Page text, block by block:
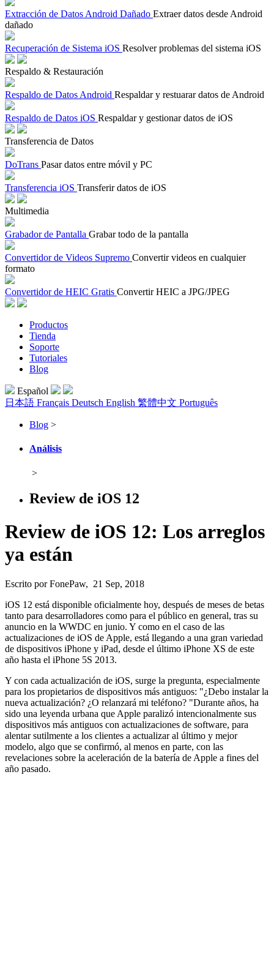
Extracción de Datos Android Dañado Extraer datos desde Android
dañado
Recuperación de Sistema iOS Resolver problemas del sistema iOS
Respaldo & Restauración
Respaldo de Datos Android Respaldar y restuarar datos de Android
Respaldo de Datos iOS Respaldar y gestionar datos de iOS
Transferencia de Datos
DoTrans Pasar datos entre móvil y PC
Transferencia iOS Transferir datos de iOS
Multimedia
Grabador de Pantalla Grabar todo de la pantalla
Convertidor de Videos Supremo Convertir videos en cualquier
formato
Convertidor de HEIC Gratis Convertir HEIC a JPG/JPEG
Productos
Tienda
Soporte
Tutoriales
Blog
Español
日本語 Français Deutsch English 繁體中文 Português
Blog >
Análisis
>
Review de iOS 12
Review de iOS 12: Los arreglos
ya están
Escrito por FonePaw, 21 Sep, 2018
iOS 12 está disponible oficialmente hoy, después de meses de betas
tanto para desarrolladores como para el público en general, tras su
anuncio en la WWDC en junio. Y como en el caso de las
actualizaciones de iOS de Apple, está llegando a una gran variedad
de dispositivos iPhone y iPad, desde el último iPhone XS de este
año hasta el iPhone 5S 2013.
Y con cada actualización de iOS, surge la pregunta, especialmente
para los propietarios de dispositivos más antiguos: "¿Debo instalar la
nueva actualización? ¿O relanzará mi teléfono? "Durante años, ha
sido una leyenda urbana que Apple paralizó intencionalmente sus
dispositivos más antiguos con actualizaciones de software, para
alentar sutilmente a los clientes a actualizar al último y mejor
modelo, algo que se confirmó, al menos en parte, con las
revelaciones sobre la aceleración de la batería de Apple a fines del
año pasado.